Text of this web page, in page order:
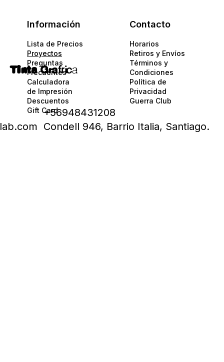
Información
Lista de Precios
Proyectos
Preguntas
Frecuentes
Calculadora
de Impresión
Descuentos
Gift Card
Contacto
Horarios
Retiros y Envíos
Términos y
Condiciones
Política de
Privacidad​​
Guerra Club
Tinta Grafrica
+56948431208
Condell 946, Barrio Italia, Santiago.